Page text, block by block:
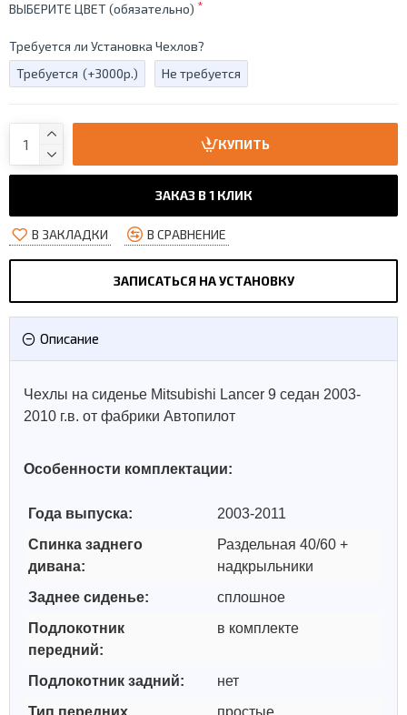
ВЫБЕРИТЕ ЦВЕТ (обязательно)
Требуется ли Установка Чехлов?
Требуется (+3000р.) Не требуется
КУПИТЬ
ЗАКАЗ В 1 КЛИК
В ЗАКЛАДКИ В СРАВНЕНИЕ
ЗАПИСАТЬСЯ НА УСТАНОВКУ
Описание
Чехлы на сиденье Mitsubishi Lancer 9 седан 2003-
2010 г.в. от фабрики Автопилот
Особенности комплектации:
Года выпуска:
2003-2011
Спинка заднего
дивана:
Раздельная 40/60 +
надкрыльники
Заднее сиденье:
сплошное
Подлокотник
передний:
в комплекте
Подлокотник задний:
нет
Тип передних
простые